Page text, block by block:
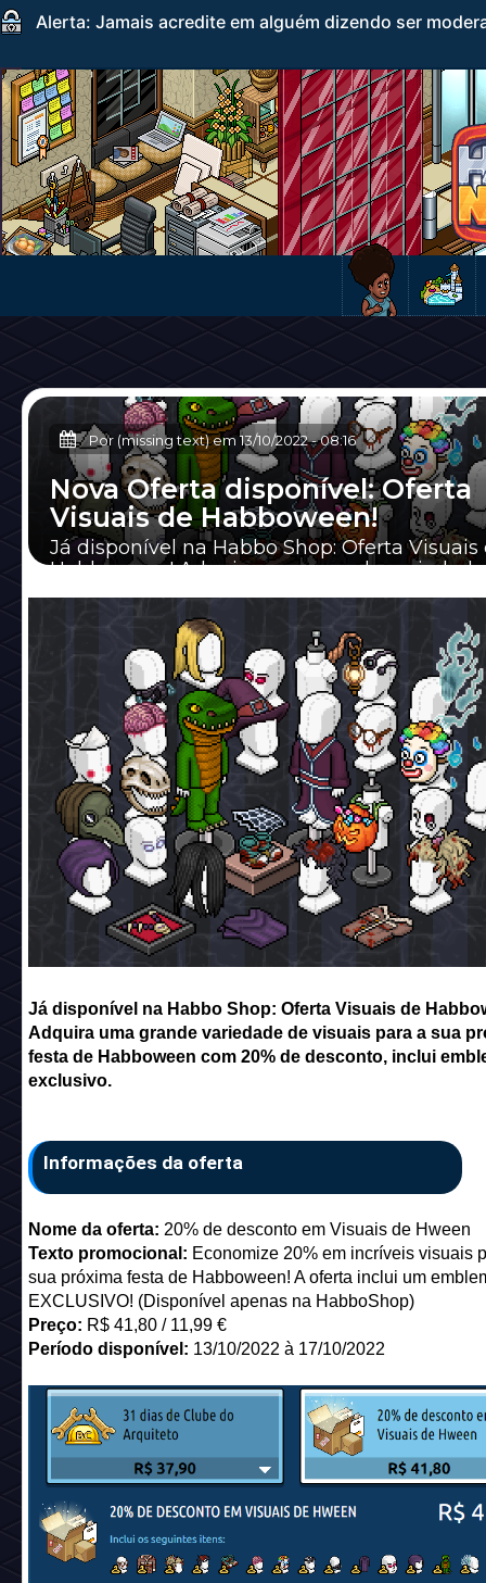
Alerta: Jamais acredite em alguém dizendo ser
Por (missing text) em13/10/2022-08:16
Nova Oferta disponível: Oferta
Visuais de Habboween!
Já disponível na Habbo Shop: Oferta Visuais
Habboween! Adquira uma grande
Habboween com...
Já disponível na Habbo Shop: Oferta Visuais de
Adquira uma grande variedade de visuais para a sua
festa de Habboween com 20% de desconto, inclui
exclusivo.
Informações da oferta
Nome da oferta: 20% de desconto em Visuais de Hween
Texto promocional: Economize 20% em incríveis visuais
sua próxima festa de Habboween! A oferta inclui um
EXCLUSIVO! (Disponível apenas na HabboShop)
Preço: R$ 41,80 / 11,99 €
Período disponível: 13/10/2022 à 17/10/2022